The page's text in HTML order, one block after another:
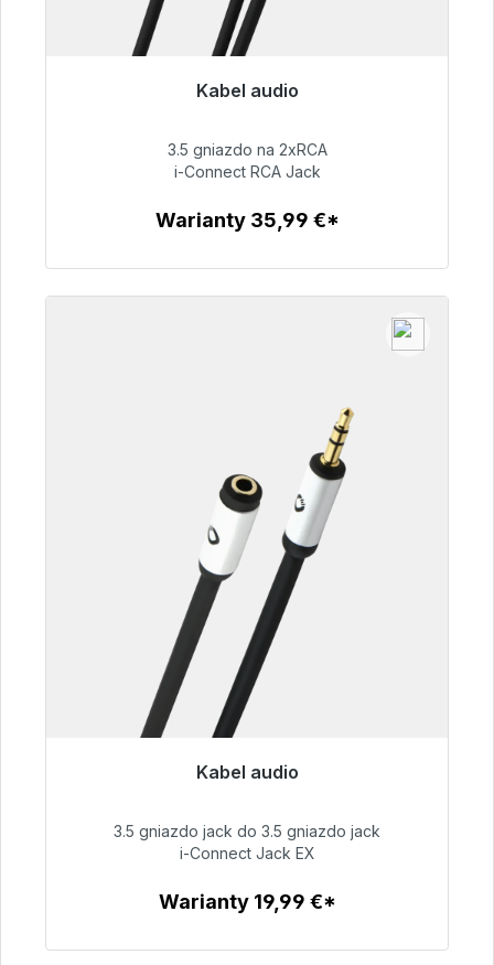
Kabel audio
Gotowy do natychmiastowej wysyłki, czas
51,99 €
3.5 gniazdo na 2xRCA
i-Connect RCA Jack
Warianty 35,99 €*
Kabel audio
Gotowy do natychmiastowej wysyłki, czas
51,99 €
3.5 gniazdo jack do 3.5 gniazdo jack
i-Connect Jack EX
Warianty 19,99 €*